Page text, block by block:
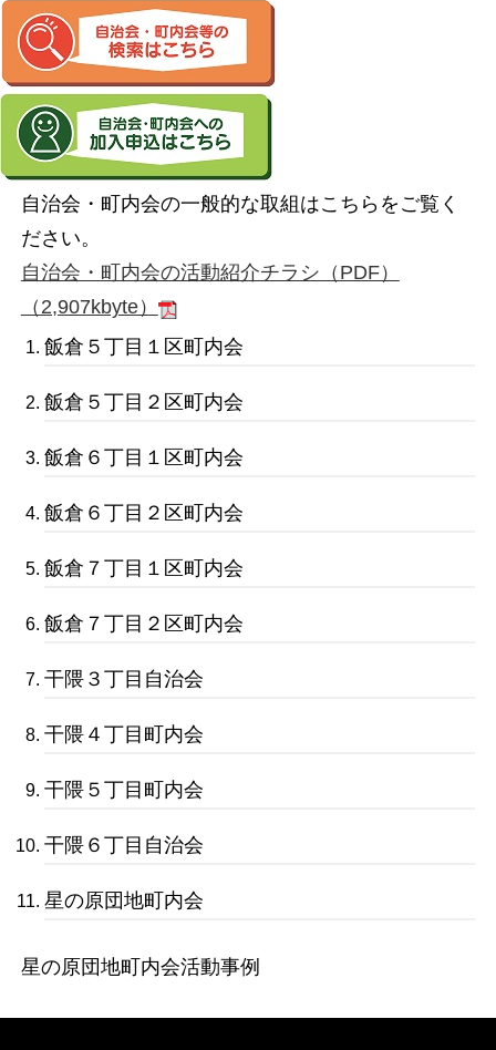
自治会・町内会の一般的な取組はこちらをご覧く
ださい。
自治会・町内会の活動紹介チラシ（PDF）
（2,907kbyte）
飯倉５丁目１区町内会
飯倉５丁目２区町内会
飯倉６丁目１区町内会
飯倉６丁目２区町内会
飯倉７丁目１区町内会
飯倉７丁目２区町内会
干隈３丁目自治会
干隈４丁目町内会
干隈５丁目町内会
干隈６丁目自治会
星の原団地町内会
星の原団地町内会活動事例